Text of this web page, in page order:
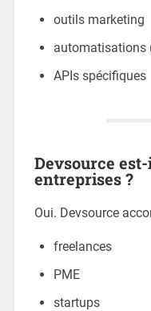
outils marketing
automatisations
APIs spécifiques
Devsource
entreprises ?
Oui. Devsource
freelances
PME
startups